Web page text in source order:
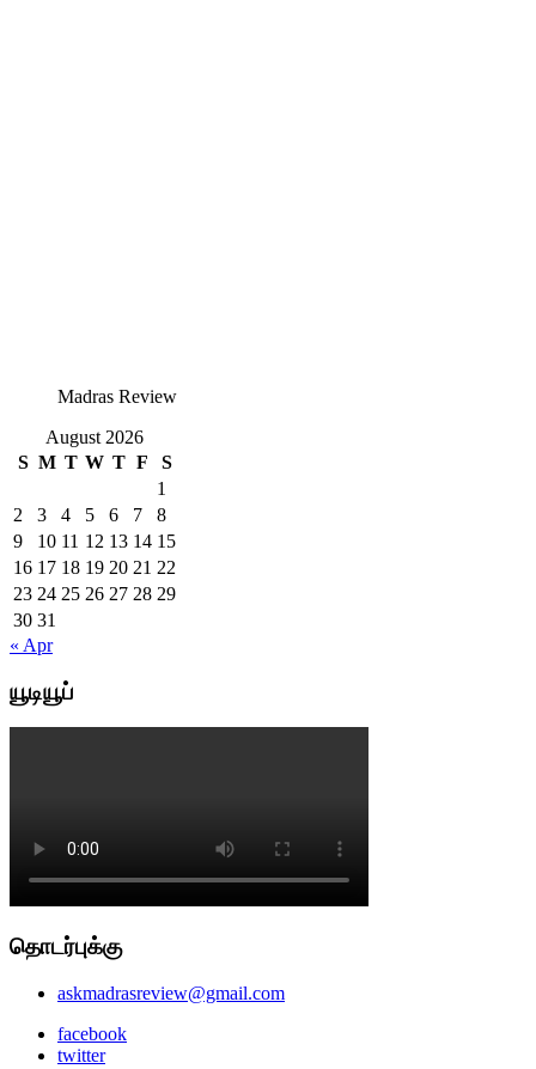
Madras Review
August 2026
S M T W T F
S
1
2
3 4 5 6 7
8
9
10 11 12 13 14 15
16 17 18 19 20 21 22
23 24 25 26 27 28 29
30 31
« Apr
யூடியூப்
தொடர்புக்கு
askmadrasreview@gmail.com
facebook
twitter